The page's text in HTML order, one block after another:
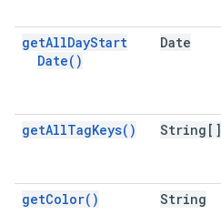
getAllDayStart
Date( )
Date
getAllTagKeys( ) String[]
getColor( ) String